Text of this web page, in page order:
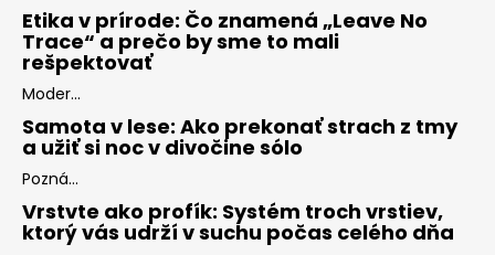
Etika v prírode: Čo znamená „Leave No
Trace“ a prečo by sme to mali
rešpektovať
Moder...
Samota v lese: Ako prekonať strach z tmy
a užiť si noc v divočine sólo
Pozná...
Vrstvte ako profík: Systém troch vrstiev,
ktorý vás udrží v suchu počas celého dňa